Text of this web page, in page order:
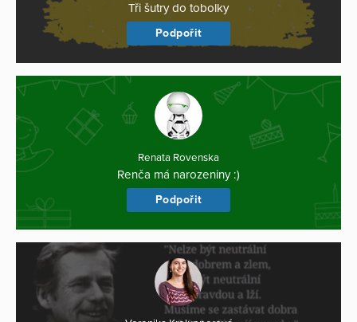
Tři šutry do tobolky
Podpořit
Renata Rovenska
Renča má narozeniny :)
Podpořit